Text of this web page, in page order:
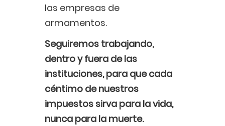
las empresas de
armamentos.
Seguiremos trabajando,
dentro y fuera de las
instituciones, para que cada
céntimo de nuestros
impuestos sirva para la vida,
nunca para la muerte.